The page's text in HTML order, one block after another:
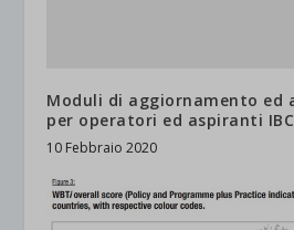
Moduli di aggiornamento ed
per operatori ed aspiranti
10 Febbraio 2020